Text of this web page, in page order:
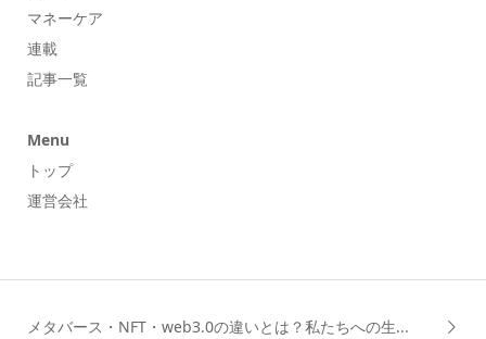
マネーケア
連載
記事一覧
Menu
トップ
運営会社
メタバース・NFT・web3.0の違いとは？私たちへの生...